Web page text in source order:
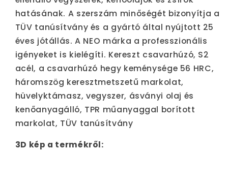
hatásának. A szerszám minőségét bizonyítja a
TÜV tanúsítvány és a gyártó által nyújtott 25
éves jótállás. A NEO márka a professzionális
igényeket is kielégíti. Kereszt csavarhúzó, S2
acél, a csavarhúzó hegy keménysége 56 HRC,
háromszög keresztmetszetű markolat,
hüvelyktámasz, vegyszer, ásványi olaj és
kenőanyagálló, TPR műanyaggal borított
markolat, TÜV tanúsítvány
3D kép a termékről: